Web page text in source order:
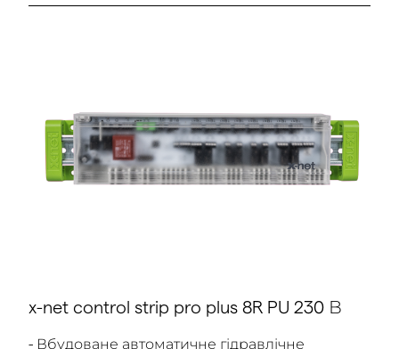
x-net control strip pro plus 8R PU 230 В
- Вбудоване автоматичне гідравлічне